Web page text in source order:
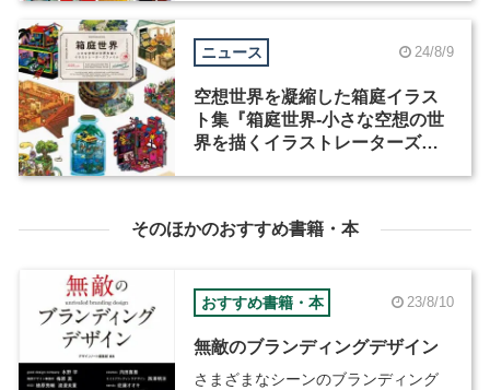
ニュース 24/8/9
空想世界を凝縮した箱庭イラス
ト集『箱庭世界‐小さな空想の世
界を描くイラストレーターズフ
そのほかのおすすめ書籍・本
おすすめ書籍・本 23/8/10
無敵のブランディングデザイン
さまざまなシーンのブランディング